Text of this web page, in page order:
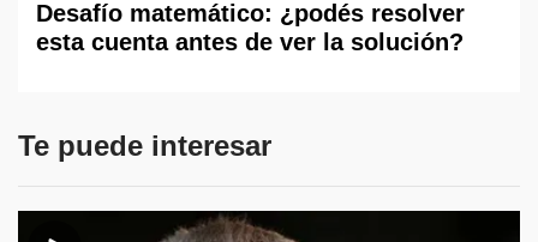
Desafío matemático: ¿podés resolver
esta cuenta antes de ver la solución?
Te puede interesar